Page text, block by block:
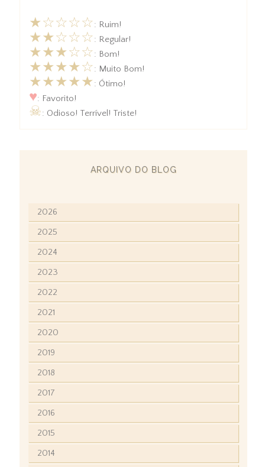
★☆☆☆☆: Ruim!
★★☆☆☆: Regular!
★★★☆☆: Bom!
★★★★☆: Muito Bom!
★★★★★: Ótimo!
♥: Favorito!
☠: Odioso! Terrível! Triste!
ARQUIVO DO BLOG
2026
2025
2024
2023
2022
2021
2020
2019
2018
2017
2016
2015
2014